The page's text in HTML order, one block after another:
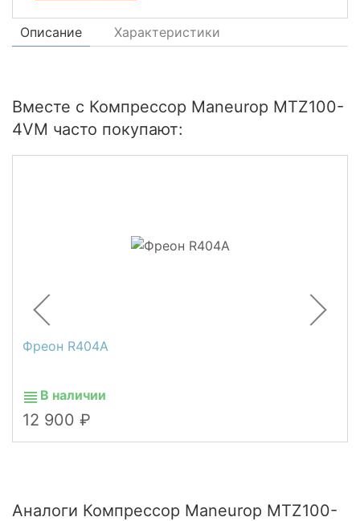
Описание Характеристики
Вместе с Компрессор Maneurop MTZ100-
4VM часто покупают:
Фреон R404A
В наличии
12 900
Аналоги Компрессор Maneurop MTZ100-